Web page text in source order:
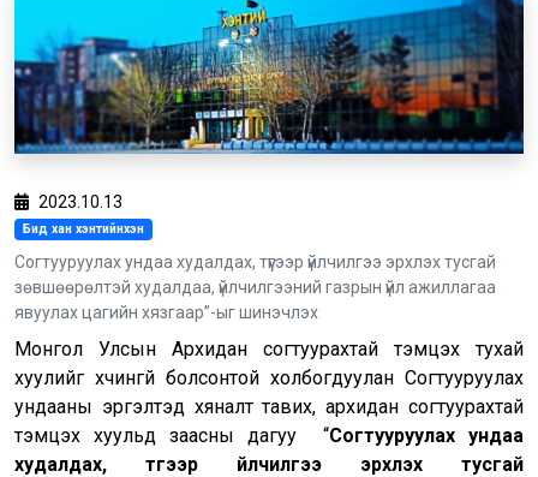
2023.10.13
Бид хан хэнтийнхэн
Согтууруулах ундаа худалдах, түүгээр үйлчилгээ эрхлэх тусгай
зөвшөөрөлтэй худалдаа, үйлчилгээний газрын үйл ажиллагаа
явуулах цагийн хязгаар”-ыг шинэчлэх
Монгол Улсын Архидан согтуурахтай тэмцэх тухай
хуулийг хүчингүй болсонтой холбогдуулан Согтууруулах
ундааны эргэлтэд хяналт тавих, архидан согтуурахтай
тэмцэх хуульд заасны дагуу “Согтууруулах ундаа
худалдах, түүгээр үйлчилгээ эрхлэх тусгай